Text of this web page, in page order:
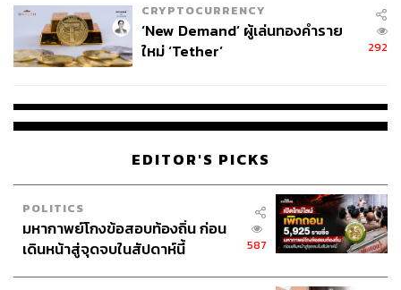
CRYPTOCURRENCY
‘New Demand’ ผู้เล่นทองคำราย
ใหม่ ‘Tether’
292
EDITOR'S PICKS
POLITICS
มหากาพย์โกงข้อสอบท้องถิ่น ก่อน
เดินหน้าสู่จุดจบในสัปดาห์นี้
587